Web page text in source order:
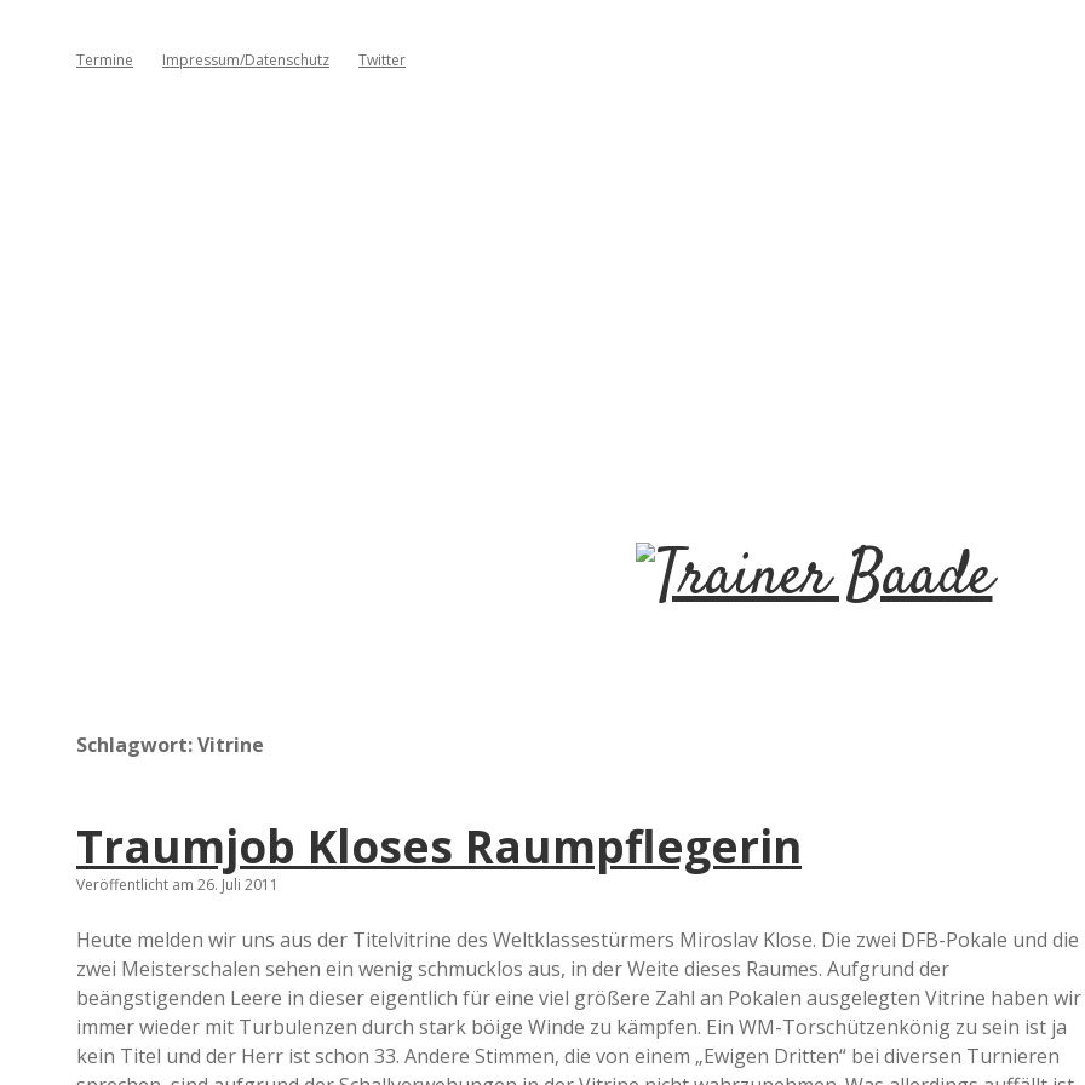
Termine Impressum/Datenschutz Twitter
T
n
e
r
Schlagwort:Vitrine
Traumjob Kloses Raumpflegerin
Veröffentlicht am 26. Juli 2011
Heute melden wir uns aus der Titelvitrine des Weltklassestürmers Miroslav Klose. Die zwei DFB-Pokale und die
zwei Meisterschalen sehen ein wenig schmucklos aus, in der Weite dieses Raumes. Aufgrund der
beängstigenden Leere in dieser eigentlich für eine viel größere Zahl an Pokalen ausgelegten Vitrine haben wir
immer wieder mit Turbulenzen durch stark böige Winde zu kämpfen. Ein WM-Torschützenkönig zu sein ist ja
kein Titel und der Herr ist schon 33. Andere Stimmen, die von einem „Ewigen Dritten“ bei diversen Turnieren